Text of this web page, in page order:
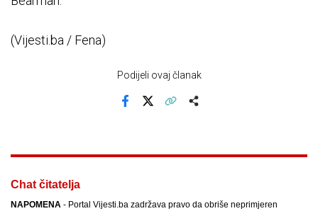
(Vijesti.ba / Fena)
Podijeli ovaj članak
Chat čitatelja
NAPOMENA - Portal Vijesti.ba zadržava pravo da obriše neprimjeren